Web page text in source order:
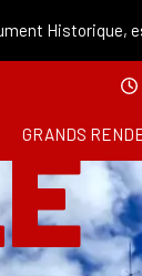
est en
GRANDS